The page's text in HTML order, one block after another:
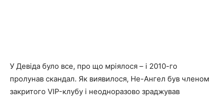
У Девіда було все, про що мріялося – і 2010-го
пролунав скандал. Як виявилося, Не-Ангел був членом
закритого VIP-клубу і неодноразово зраджував